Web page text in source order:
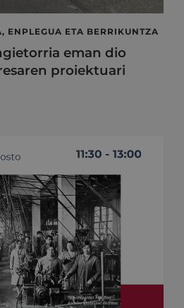
ENPLEGUA ETA BERRIKUNTZA
eman dio
proiektuari